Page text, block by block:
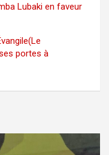
Lubaki en faveur
portes à